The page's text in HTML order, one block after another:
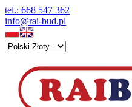
tel.: 668 547 362
info@rai-bud.pl